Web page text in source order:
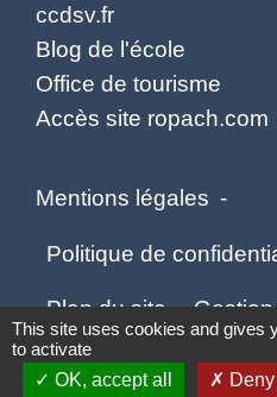
ccdsv.fr
Blog de l'école
Office de tourisme
Accès site ropach.com
Mentions légales -
Politique de
Plan du site -
Site créé en partenariat
This site uses cookies and gives
to activate
OK, accept all